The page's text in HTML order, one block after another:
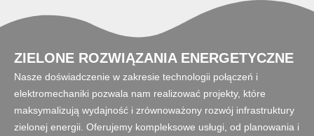
ZIELONE ROZWIĄZANIA ENERGETYCZNE
Nasze doświadczenie w zakresie technologii połączeń i
elektromechaniki pozwala nam realizować projekty, które
maksymalizują wydajność i zrównoważony rozwój infrastruktury
zielonej energii. Oferujemy kompleksowe usługi, od planowania i